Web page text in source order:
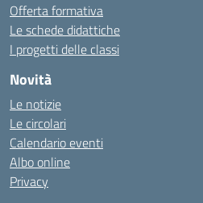
Offerta formativa
Le schede didattiche
I progetti delle classi
Novità
Le notizie
Le circolari
Calendario eventi
Albo online
Privacy